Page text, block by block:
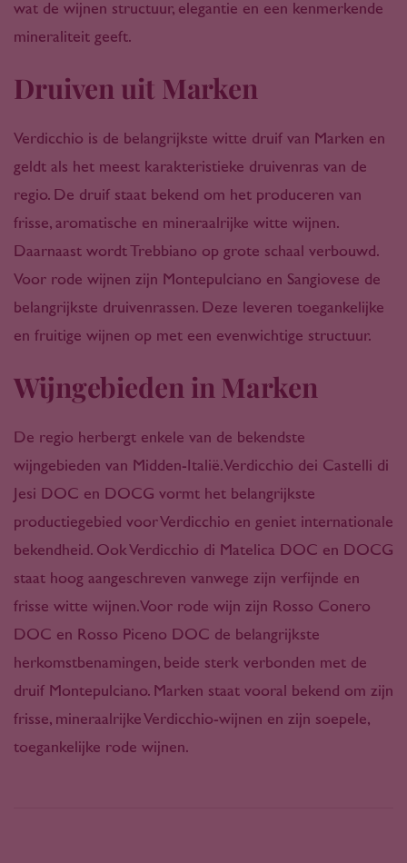
wat de wijnen structuur, elegantie en een kenmerkende
mineraliteit geeft.
Druiven uit Marken
Verdicchio is de belangrijkste witte druif van Marken en
geldt als het meest karakteristieke druivenras van de
regio. De druif staat bekend om het produceren van
frisse, aromatische en mineraalrijke witte wijnen.
Daarnaast wordt Trebbiano op grote schaal verbouwd.
Voor rode wijnen zijn Montepulciano en Sangiovese de
belangrijkste druivenrassen. Deze leveren toegankelijke
en fruitige wijnen op met een evenwichtige structuur.
Wijngebieden in Marken
De regio herbergt enkele van de bekendste
wijngebieden van Midden-Italië. Verdicchio dei Castelli di
Jesi DOC en DOCG vormt het belangrijkste
productiegebied voor Verdicchio en geniet internationale
bekendheid. Ook Verdicchio di Matelica DOC en DOCG
staat hoog aangeschreven vanwege zijn verfijnde en
frisse witte wijnen. Voor rode wijn zijn Rosso Conero
DOC en Rosso Piceno DOC de belangrijkste
herkomstbenamingen, beide sterk verbonden met de
druif Montepulciano. Marken staat vooral bekend om zijn
frisse, mineraalrijke Verdicchio-wijnen en zijn soepele,
toegankelijke rode wijnen.